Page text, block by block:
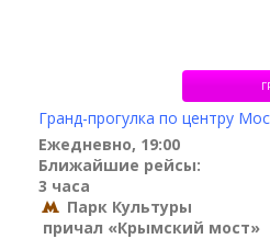
Гранд-прогулка по центру
Ежедневно, 19:00
Ближайшие рейсы:
3 часа
Парк Культуры
причал «Крымский мост»